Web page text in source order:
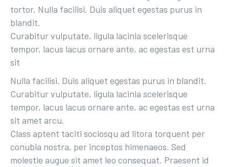
tortor. Nulla facilisi. Duis aliquet egestas purus in
blandit.
Curabitur vulputate, ligula lacinia scelerisque
tempor, lacus lacus ornare ante, ac egestas est urna
sit
Nulla facilisi. Duis aliquet egestas purus in blandit.
Curabitur vulputate, ligula lacinia scelerisque
tempor, lacus lacus ornare ante, ac egestas est urna
sit amet arcu.
Class aptent taciti sociosqu ad litora torquent per
conubia nostra, per inceptos himenaeos. Sed
molestie augue sit amet leo consequat. Praesent id